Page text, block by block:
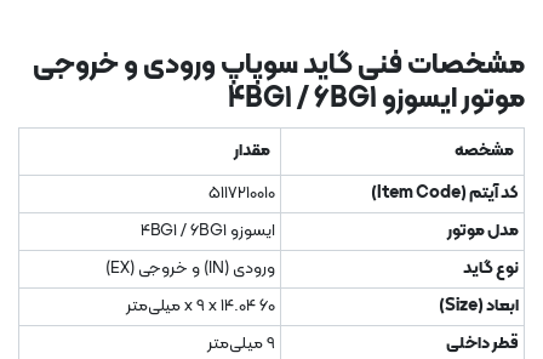
مشخصات فنی گاید سوپاپ ورودی و خروجی
موتور ایسوزو 4BG1 / 6BG1
مشخصه
مقدار
کد آیتم (Item Code)
5117210010
مدل موتور
ایسوزو 4BG1 / 6BG1
نوع گاید
ورودی (IN) و خروجی (EX)
ابعاد (Size)
60 x 9 x 14.04 میلی‌متر
قطر داخلی
9 میلی‌متر